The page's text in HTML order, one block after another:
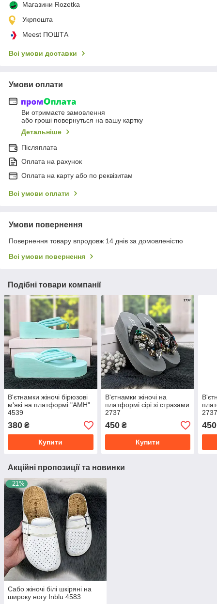
Магазини Rozetka
Укрпошта
Meest ПОШТА
Всі умови доставки
Умови оплати
Ви отримаєте замовлення
або гроші повернуться на вашу картку
Детальніше
Післяплата
Оплата на рахунок
Оплата на карту або по реквізитам
Всі умови оплати
Умови повернення
Повернення товару впродовж 14 днів за домовленістю
Всі умови повернення
Подібні товари компанії
В'єтнамки жіночі бірюзові
м'які на платформі "АМН"
4539
380 ₴
Купити
В'єтнамки жіночі на
платформі сірі зі стразами
2737
450₴
Купити
450
Акційні пропозиції та новинки
–21%
Сабо жіночі білі шкіряні на
широку ногу Inblu 4583